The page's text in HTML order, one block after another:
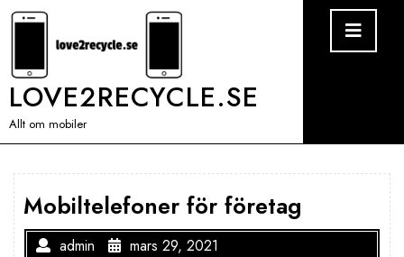
Skip
LOVE2RECYCLE.SE
Allt om mobiler
Mobiltelefoner för företag
admin mars 29, 2021